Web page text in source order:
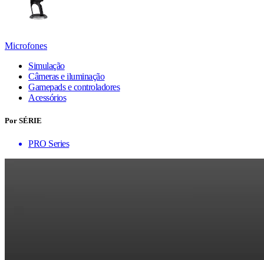
Microfones
Simulação
Câmeras e iluminação
Gamepads e controladores
Acessórios
Por SÉRIE
PRO Series